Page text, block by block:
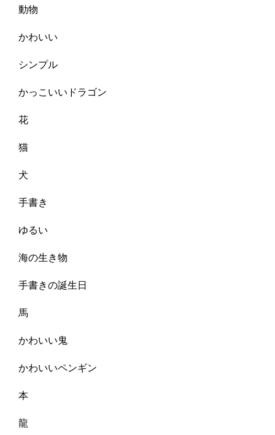
動物
かわいい
シンプル
かっこいいドラゴン
花
猫
犬
手書き
ゆるい
海の生き物
手書きの誕生日
馬
かわいい鬼
かわいいペンギン
本
龍